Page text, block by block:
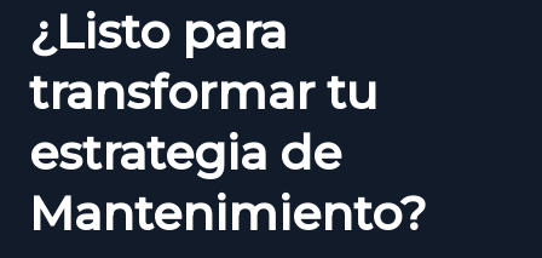
¿Listo para
transformar tu
estrategia de
Mantenimiento?